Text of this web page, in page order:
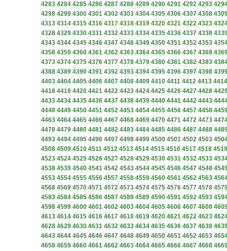
4283 4284 4285 4286 4287 4288 4289 4290 4291 4292 4293
4298 4299 4300 4301 4302 4303 4304 4305 4306 4307 4308
4313 4314 4315 4316 4317 4318 4319 4320 4321 4322 4323
4328 4329 4330 4331 4332 4333 4334 4335 4336 4337 4338
4343 4344 4345 4346 4347 4348 4349 4350 4351 4352 4353
4358 4359 4360 4361 4362 4363 4364 4365 4366 4367 4368
4373 4374 4375 4376 4377 4378 4379 4380 4381 4382 4383
4388 4389 4390 4391 4392 4393 4394 4395 4396 4397 4398
4403 4404 4405 4406 4407 4408 4409 4410 4411 4412 4413 4414
4418 4419 4420 4421 4422 4423 4424 4425 4426 4427 4428
4433 4434 4435 4436 4437 4438 4439 4440 4441 4442 4443
4448 4449 4450 4451 4452 4453 4454 4455 4456 4457 4458
4463 4464 4465 4466 4467 4468 4469 4470 4471 4472 4473
4478 4479 4480 4481 4482 4483 4484 4485 4486 4487 4488
4493 4494 4495 4496 4497 4498 4499 4500 4501 4502 4503
4508 4509 4510 4511 4512 4513 4514 4515 4516 4517 4518 4519
4523 4524 4525 4526 4527 4528 4529 4530 4531 4532 4533
4538 4539 4540 4541 4542 4543 4544 4545 4546 4547 4548
4553 4554 4555 4556 4557 4558 4559 4560 4561 4562 4563
4568 4569 4570 4571 4572 4573 4574 4575 4576 4577 4578
4583 4584 4585 4586 4587 4588 4589 4590 4591 4592 4593
4598 4599 4600 4601 4602 4603 4604 4605 4606 4607 4608
4613 4614 4615 4616 4617 4618 4619 4620 4621 4622 4623
4628 4629 4630 4631 4632 4633 4634 4635 4636 4637 4638
4643 4644 4645 4646 4647 4648 4649 4650 4651 4652 4653
4658 4659 4660 4661 4662 4663 4664 4665 4666 4667 4668